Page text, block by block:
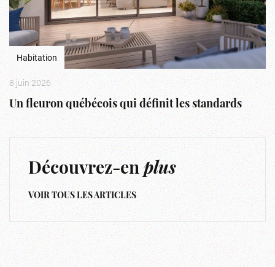
Habitation
8 juin 2026
Un fleuron québécois qui définit les standards
Découvrez-enplus
VOIR TOUS LES ARTICLES